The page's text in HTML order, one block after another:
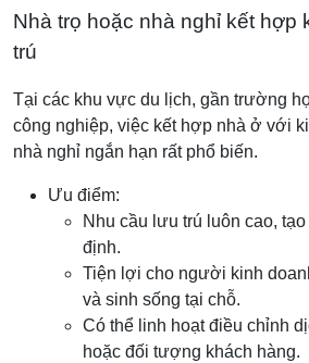
Nhà trọ hoặc nhà nghỉ kết hợp
trú
Tại các khu vực du lịch, gần trường
công nghiệp, việc kết hợp nhà ở với
nhà nghỉ ngắn hạn rất phổ biến.
Ưu điểm:
Nhu cầu lưu trú luôn cao,
định.
Tiện lợi cho người kinh
và sinh sống tại chỗ.
Có thể linh hoạt điều chỉnh
hoặc đối tượng khách hàng.